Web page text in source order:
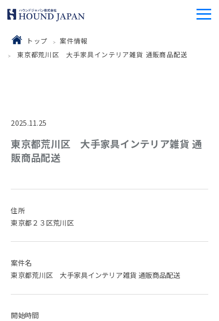
トップ
案件情報
東京都荒川区 大手家具インテリア雑貨 通販商品配送
2025.11.25
東京都荒川区 大手家具インテリア雑貨 通
販商品配送
住所
東京都２３区荒川区
案件名
東京都荒川区 大手家具インテリア雑貨 通販商品配送
開始時間